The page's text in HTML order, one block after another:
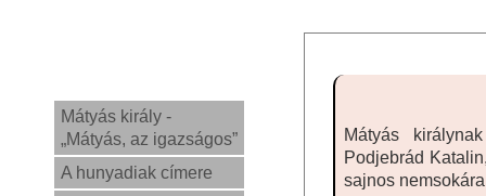
Mátyás király -
„Mátyás, az igazságos”
A hunyadiak címere
Mátyás
Podjebrád
sajnos